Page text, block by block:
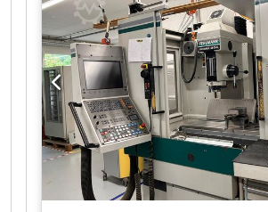
Proizvođač: Univerzalna bušilica i
ALF 80 Godina proizvodnje: 1980
55/5-110 Datum: 10.11.1980 Ako
pitanja ili vam je potrebno više
slobodno nam pošaljite poruku ili